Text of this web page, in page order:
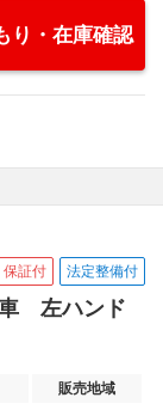
り・在庫確認
保証付 法定整備付
車 左ハンド
販売地域